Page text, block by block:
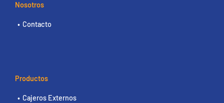
Nosotros
Contacto
Productos
Cajeros Externos